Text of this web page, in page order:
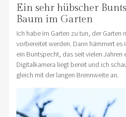
Ein sehr hübscher
Baum im Garten
Ich habe im Garten zu tun, der Garten
vorbereitet werden. Dann hämmert
ein Buntspecht, das seit vielen Jahren
Digitalkamera liegt bereit und ich
gleich mit der langen Brennweite an.